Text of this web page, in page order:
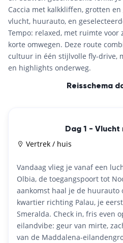
Caccia met kalkkliffen, grotten
vlucht, huurauto, en
Tempo: relaxed, met ruimte
korte omwegen. Deze route
cultuur in één stijlvolle fly-drive,
en highlights onderweg.
Reisschema
Dag 1 - Vlucht
Vertrek / huis
Vandaag vlieg je vanaf een
Olbia, de toegangspoort tot
aankomst haal je de
kwartier richting Palau, je
Smeralda. Check in, fris even
eilandvibe: geur van mirte,
van de Maddalena-